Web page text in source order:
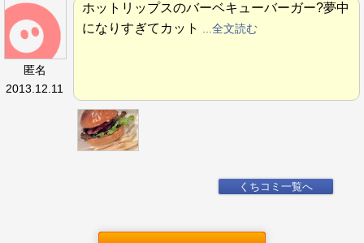
匿名
2013.12.11
ホットリップスのバーベキューバーガー?夢中
になりすぎてカット
...全文読む
くちコミ一覧へ